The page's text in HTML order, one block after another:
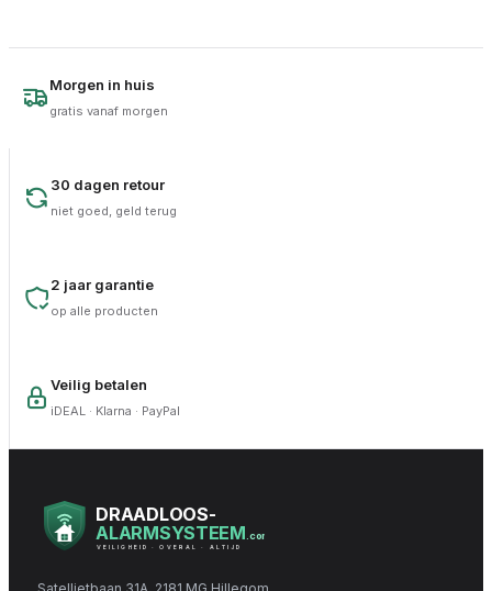
Morgen in huis
gratis vanaf morgen
30 dagen retour
niet goed, geld terug
2 jaar garantie
op alle producten
Veilig betalen
iDEAL · Klarna · PayPal
DRAADLOOS-
ALARMSYSTEEM .com
VEILIGHEID · OVERAL · ALTIJD